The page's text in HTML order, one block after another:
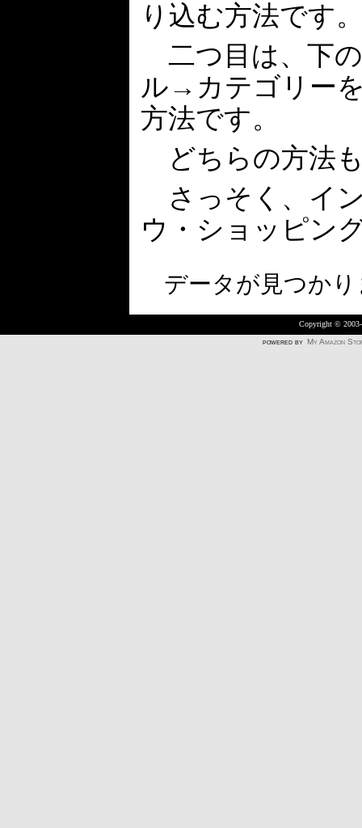
り込む方法です
二つ目は、下
ル→カテゴリー
方法です。
どちらの方法
さっそく、イ
ウ・ショッピン
データが見つかり
Copyright ©
powered by My Amazon